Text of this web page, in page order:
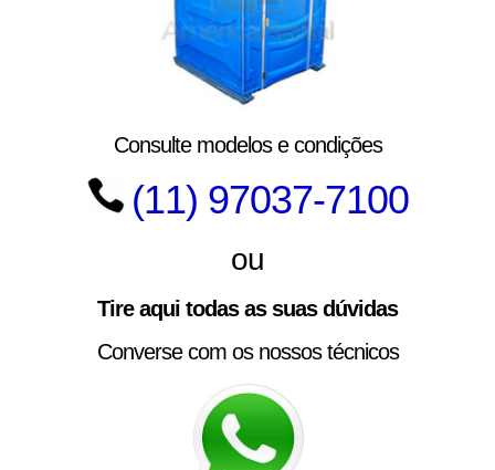
Consulte modelos e condições
(11) 97037-7100
ou
Tire aqui todas as suas dúvidas
Converse com os nossos técnicos